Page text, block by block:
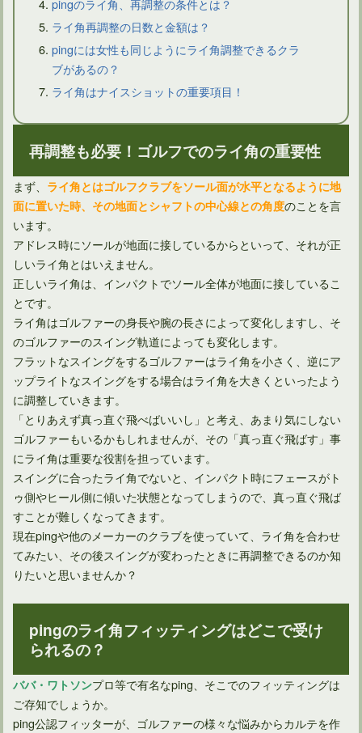
グリップはゴルフ用交換具を使わず時期を伸ばすのがおすすめ
ゴルフ用のキャップの洗い方を覚えて綺麗なものを使おう！
ゴルフクラブのグリップの洗い方を知れば滑りは防げる！
pingのライ角、再調整の条件とは？
ライ角再調整の日数と金額は？
pingには女性も同じようにライ角調整できるクラ
ブがあるの？
ライ角はナイスショットの重要項目！
再調整も必要！ゴルフでのライ角の重要性
まず、 ライ角とはゴルフクラブをソール面が水平となるように地
面に置いた時、その地面とシャフトの中心線との角度のことを言
います。
アドレス時にソールが地面に接しているからといって、それが正
しいライ角とはいえません。
正しいライ角は、インパクトでソール全体が地面に接しているこ
とです。
ライ角はゴルファーの身長や腕の長さによって変化しますし、そ
のゴルファーのスイング軌道によっても変化します。
フラットなスイングをするゴルファーはライ角を小さく、逆にア
ップライトなスイングをする場合はライ角を大きくといったよう
に調整していきます。
「とりあえず真っ直ぐ飛べばいいし」と考え、あまり気にしない
ゴルファーもいるかもしれませんが、その「真っ直ぐ飛ばす」事
にライ角は重要な役割を担っています。
スイングに合ったライ角でないと、インパクト時にフェースがト
ゥ側やヒール側に傾いた状態となってしまうので、真っ直ぐ飛ば
すことが難しくなってきます。
現在pingや他のメーカーのクラブを使っていて、ライ角を合わせ
てみたい、その後スイングが変わったときに再調整できるのか知
りたいと思いませんか？
pingのライ角フィッティングはどこで受け
られるの？
ババ・ワトソンプロ等で有名なping、そこでのフィッティングは
ご存知でしょうか。
ping公認フィッターが、ゴルファーの様々な悩みからカルテを作